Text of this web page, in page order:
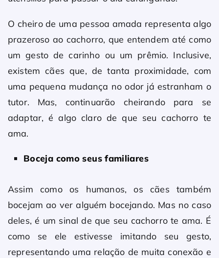
O cheiro de uma pessoa amada representa algo
prazeroso ao cachorro, que entendem até como
um gesto de carinho ou um prêmio. Inclusive,
existem cães que, de tanta proximidade, com
uma pequena mudança no odor já estranham o
tutor. Mas, continuarão cheirando para se
adaptar, é algo claro de que seu cachorro te
ama.
Boceja como seus familiares
Assim como os humanos, os cães também
bocejam ao ver alguém bocejando. Mas no caso
deles, é um sinal de que seu cachorro te ama. É
como se ele estivesse imitando seu gesto,
representando uma relação de muita conexão e